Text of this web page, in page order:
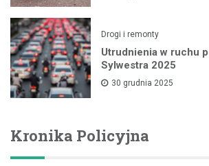
Drogi i remonty
Utrudnienia w ruchu
Sylwestra 2025
30 grudnia 2025
Kronika Policyjna